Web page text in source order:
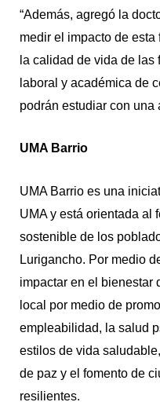
“Además, agregó la
medir el impacto de
la calidad de vida de
laboral y académica de
podrán estudiar con una
UMA Barrio
UMA Barrio es una
UMA y está orientada al
sostenible de los
Lurigancho. Por medio
impactar en el bienestar
local por medio de
empleabilidad, la salud
estilos de vida
de paz y el fomento de
resilientes.